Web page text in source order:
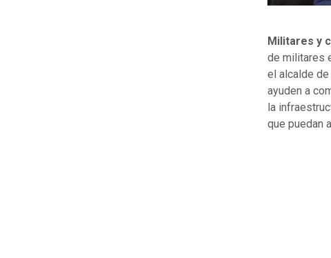
Militares y
de militares
el alcalde de
ayuden a
la
que puedan